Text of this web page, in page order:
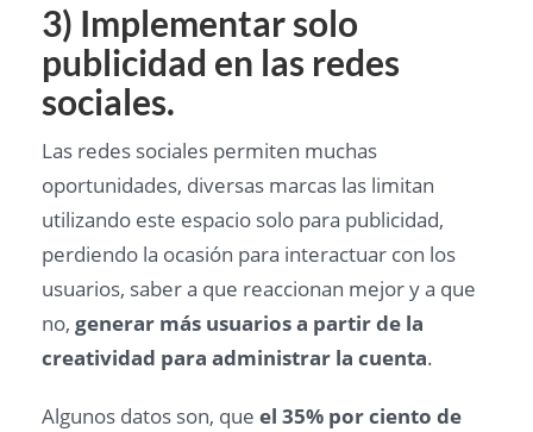
3) Implementar solo
publicidad en las redes
sociales.
Las redes sociales permiten muchas
oportunidades, diversas marcas las limitan
utilizando este espacio solo para publicidad,
perdiendo la ocasión para interactuar con los
usuarios, saber a que reaccionan mejor y a que
no, generar más usuarios a partir de la
creatividad para administrar la cuenta.
Algunos datos son, que el 35% por ciento de